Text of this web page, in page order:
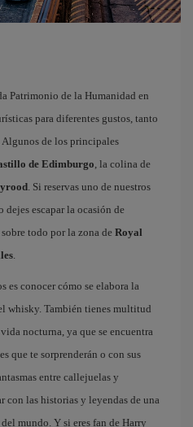
Patrimonio de la Humanidad en
para diferentes gustos, tanto
de los principales
de Edimburgo, la colina de
. Si reservas uno de nuestros
dejes escapar la ocasión de
todo por la zona de Royal
.
es conocer cómo se elabora la
whisky. También tienes multitud
nocturna, ya que se encuentra
que te sorprenderán o con sus
entre callejuelas y
con las historias y leyendas de una
mundo. Y si eres fan de Harry